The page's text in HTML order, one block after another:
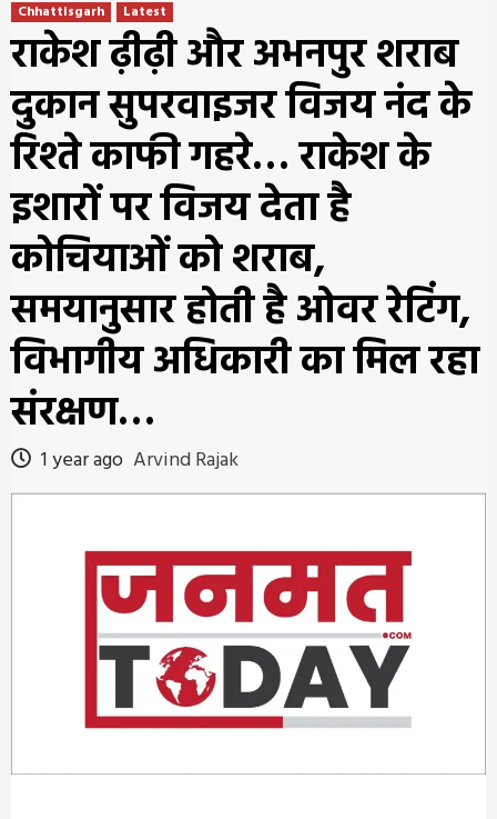
Chhattisgarh Latest
राकेश ढ़ीढ़ी और अभनपुर शराब
दुकान सुपरवाइजर विजय नंद के
रिश्ते काफी गहरे… राकेश के
इशारों पर विजय देता है
कोचियाओं को शराब,
समयानुसार होती है ओवर रेटिंग,
विभागीय अधिकारी का मिल रहा
संरक्षण…
1 year ago Arvind Rajak